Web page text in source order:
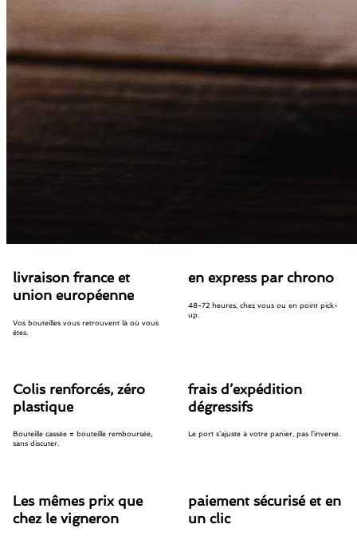
livraison france et
union européenne
Vos bouteilles vous retrouvent là où vous
êtes.
en express par chrono
48-72 heures, chez vous ou en point pick-
up.
Colis renforcés, zéro
plastique
Bouteille cassée = bouteille remboursée,
sans discuter.
frais d’expédition
dégressifs
Le port s’ajuste à votre panier, pas l’inverse.
Les mêmes prix que
chez le vigneron
paiement sécurisé et en
un clic